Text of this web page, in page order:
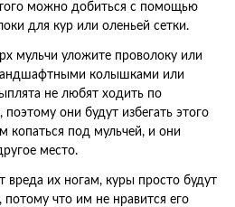
можно добиться с помощью
для кур или оленьей сетки.
мульчи уложите проволоку или
ландшафтными колышками или
не любят ходить по
поэтому они будут избегать этого
копаться под мульчей, и они
место.
вреда их ногам, куры просто будут
потому что им не нравится его